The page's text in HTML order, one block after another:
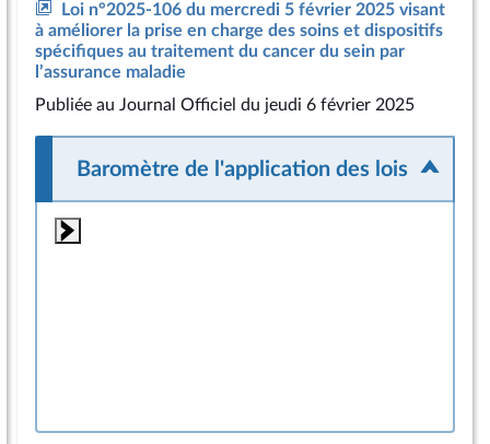
Loi n°2025-106 du mercredi 5 février 2025 visant
à améliorer la prise en charge des soins et dispositifs
spécifiques au traitement du cancer du sein par
l’assurance maladie
Publiée au Journal Officiel du jeudi 6 février 2025
Baromètre de l'application des lois